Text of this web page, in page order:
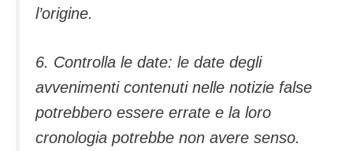
l’origine.
6. Controlla le date: le date degli
avvenimenti contenuti nelle notizie false
potrebbero essere errate e la loro
cronologia potrebbe non avere senso.